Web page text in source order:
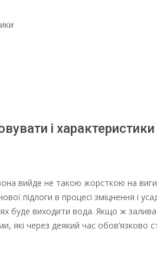
і характеристики
вийде не такою жорсткою на
підлоги в процесі зміцнення і
буде виходити вода. Якщо ж
через деякий час обов’язково